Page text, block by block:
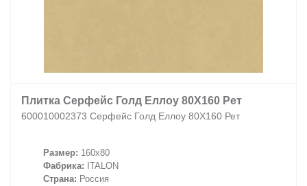
Плитка Серфейс Голд Еллоу 80X160 Рет
600010002373 Серфейс Голд Еллоу 80X160 Рет
Размер: 160x80
Фабрика: ITALON
Страна: Россия